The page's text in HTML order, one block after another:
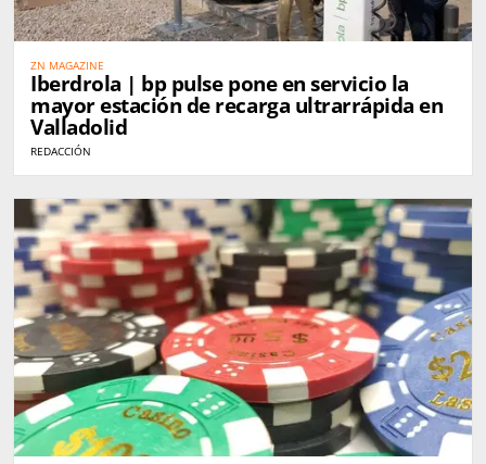
ZN MAGAZINE
Iberdrola | bp pulse pone en servicio la
mayor estación de recarga ultrarrápida en
Valladolid
REDACCIÓN